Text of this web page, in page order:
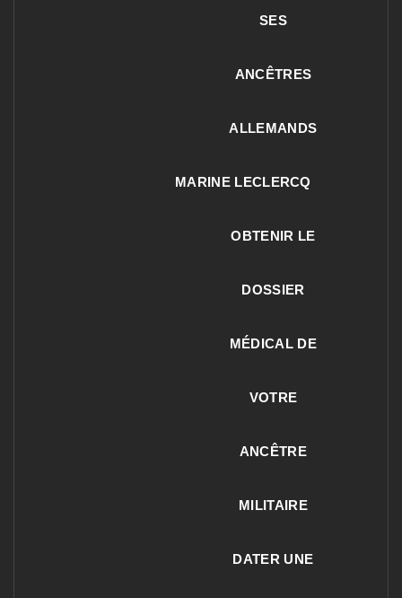
SES
ANCÊTRES
ALLEMANDS
MARINE LECLERCQ
OBTENIR LE
DOSSIER
MÉDICAL DE
VOTRE
ANCÊTRE
MILITAIRE
DATER UNE